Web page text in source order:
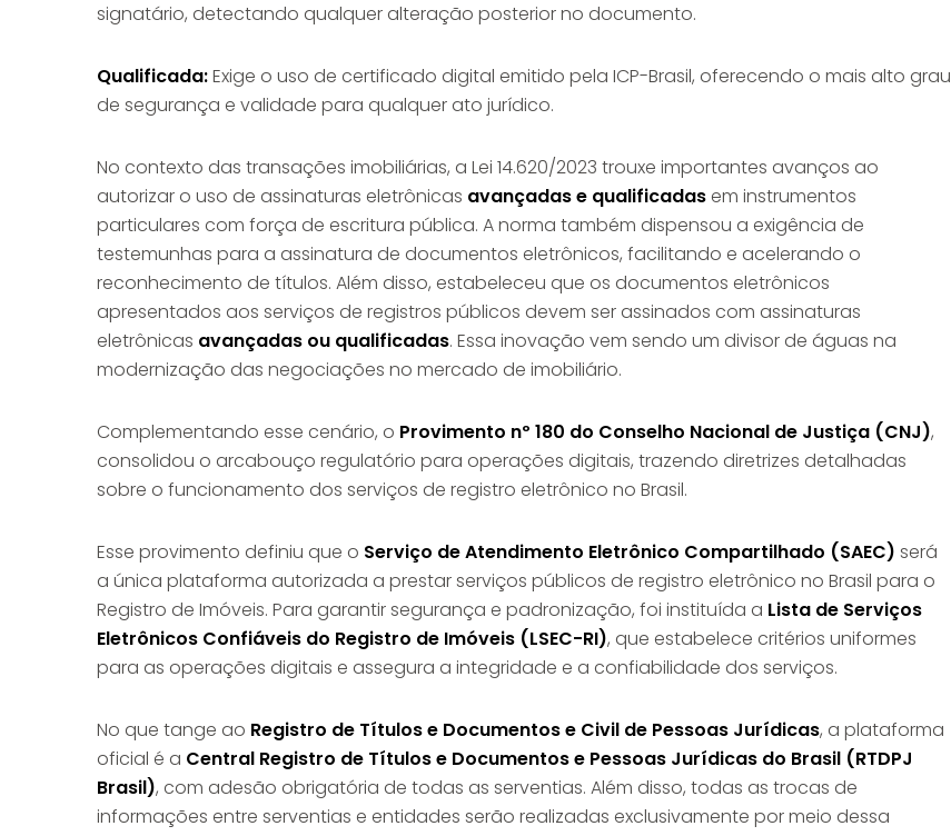
signatário, detectando qualquer alteração posterior no documento.
Qualificada:Exige o uso de certificado digital emitido pela ICP-Brasil, oferecendo o mais alto grau
de segurança e validade para qualquer ato jurídico.
No contexto das transações imobiliárias, a Lei 14.620/2023 trouxe importantes avanços ao
autorizar o uso de assinaturas eletrônicas avançadas e qualificadasem instrumentos
particulares com força de escritura pública. A norma também dispensou a exigência de
testemunhas para a assinatura de documentos eletrônicos, facilitando e acelerando o
reconhecimento de títulos. Além disso, estabeleceu que os documentos eletrônicos
apresentados aos serviços de registros públicos devem ser assinados com assinaturas
eletrônicas avançadas ou qualificadas. Essa inovação vem sendo um divisor de águas na
modernização das negociações no mercado de imobiliário.
Complementando esse cenário, o Provimento nº 180 do Conselho Nacional de Justiça (CNJ),
consolidou o arcabouço regulatório para operações digitais, trazendo diretrizes detalhadas
sobre o funcionamento dos serviços de registro eletrônico no Brasil.
Esse provimento definiu que o Serviço de Atendimento Eletrônico Compartilhado (SAEC) será
a única plataforma autorizada a prestar serviços públicos de registro eletrônico no Brasil para o
Registro de Imóveis. Para garantir segurança e padronização, foi instituída a Lista de Serviços
Eletrônicos Confiáveis do Registro de Imóveis (LSEC-RI), que estabelece critérios uniformes
para as operações digitais e assegura a integridade e a confiabilidade dos serviços.
No que tange ao Registro de Títulos e Documentos e Civil de Pessoas Jurídicas, a plataforma
oficial é a Central Registro de Títulos e Documentos e Pessoas Jurídicas do Brasil (RTDPJ
Brasil), com adesão obrigatória de todas as serventias. Além disso, todas as trocas de
informações entre serventias e entidades serão realizadas exclusivamente por meio dessa